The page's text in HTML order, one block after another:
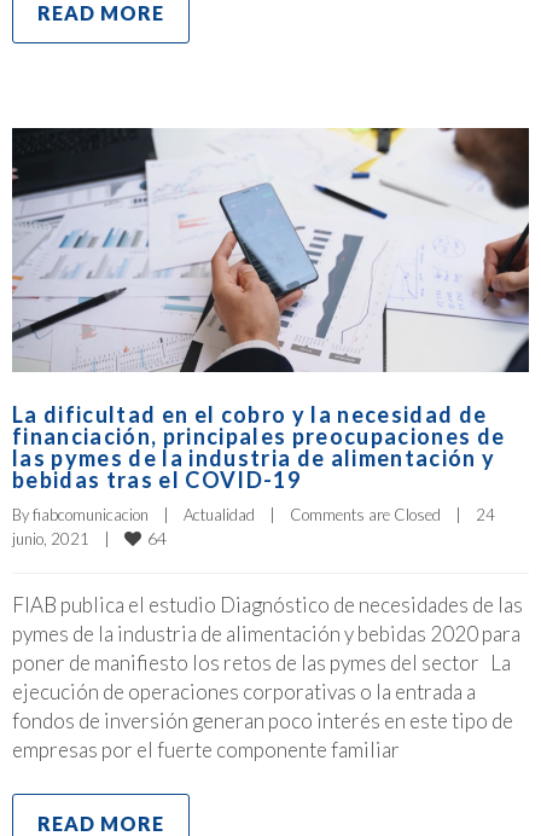
READ MORE
La dificultad en el cobro y la necesidad de
financiación, principales preocupaciones de
las pymes de la industria de alimentación y
bebidas tras el COVID-19
By fiabcomunicacion Actualidad Comments are Closed
24
junio, 2021
64
FIAB publica el estudio Diagnóstico de necesidades de las
pymes de la industria de alimentación y bebidas 2020 para
poner de manifiesto los retos de las pymes del sector La
ejecución de operaciones corporativas o la entrada a
fondos de inversión generan poco interés en este tipo de
empresas por el fuerte componente familiar
READ MORE